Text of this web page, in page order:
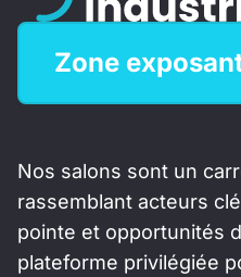
Zone
Nos salons sont un
rassemblant acteurs
pointe et opportunités
plateforme privilégiée